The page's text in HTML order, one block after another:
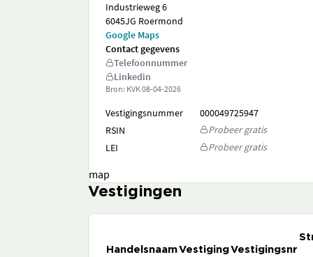
Industrieweg 6
6045JG Roermond
Google Maps
Contact gegevens
Telefoonnummer
Linkedin
Bron: KVK08-04-2026
Vestigingsnummer
000049725947
RSIN
Probeer gratis
LEI
Probeer gratis
map
Vestigingen
HandelsnaamVestigingVestigingsnr